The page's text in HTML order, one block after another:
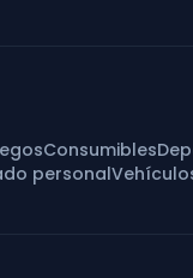
Consumibles
personal